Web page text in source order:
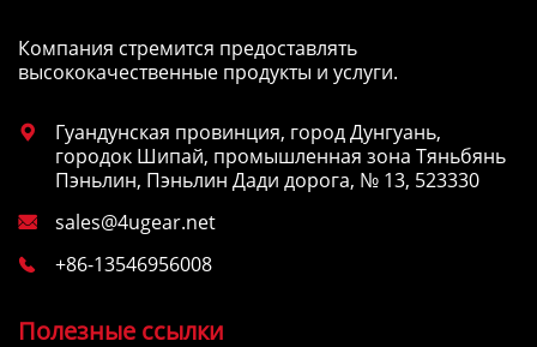
Компания стремится предоставлять
высококачественные продукты и услуги.

Гуандунская провинция, город Дунгуань,
городок Шипай, промышленная зона Тяньбянь
Пэньлин, Пэньлин Дади дорога, № 13, 523330
 sales@4ugear.net
 +86-13546956008
Полезные ссылки